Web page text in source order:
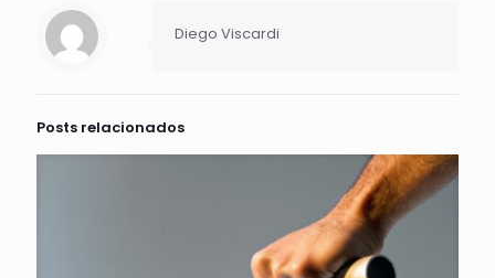
Diego Viscardi
Posts relacionados